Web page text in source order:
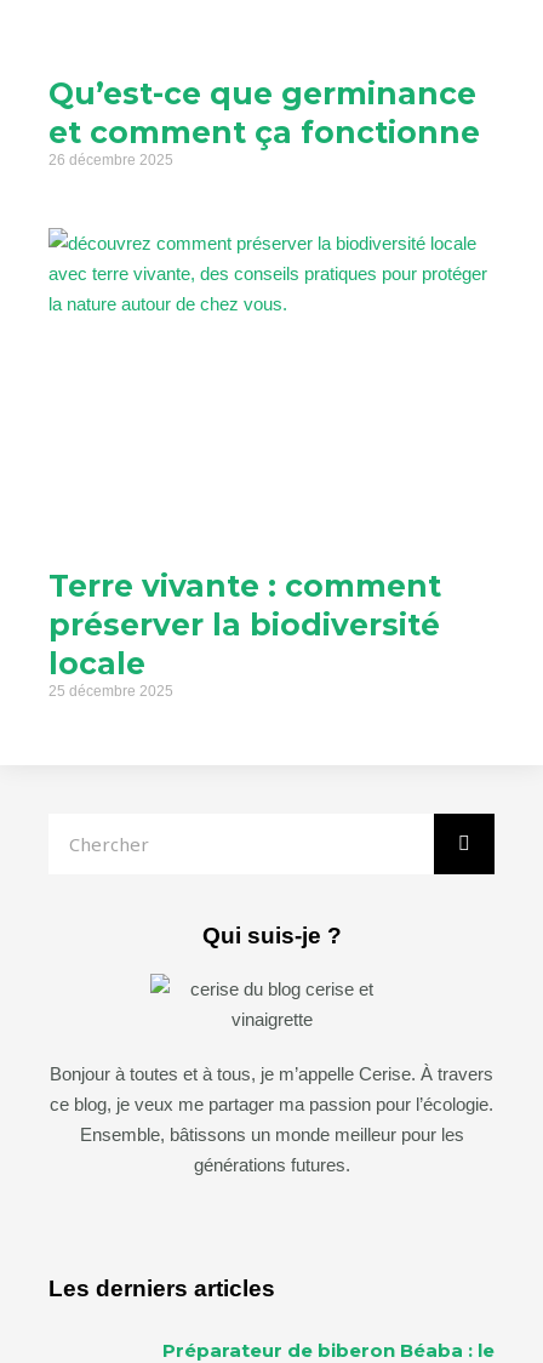
Qu’est-ce que germinance
et comment ça fonctionne
26 décembre 2025
Terre vivante : comment
préserver la biodiversité
locale
25 décembre 2025
Qui suis-je ?
Bonjour à toutes et à tous, je m’appelle Cerise. À travers
ce blog, je veux me partager ma passion pour l’écologie.
Ensemble, bâtissons un monde meilleur pour les
générations futures.
Les derniers articles
Préparateur de biberon Béaba : le